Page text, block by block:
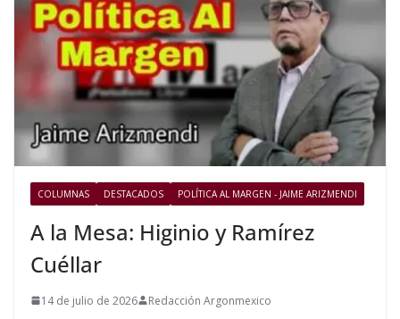
COLUMNAS DESTACADOS POLÍTICA AL MARGEN - JAIME ARIZMENDI
A la Mesa: Higinio y Ramírez
Cuéllar
14 de julio de 2026 Redacción Argonmexico